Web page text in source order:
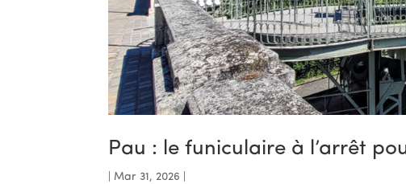
Pau : le funiculaire à l’arrêt
|Mar 31, 2026